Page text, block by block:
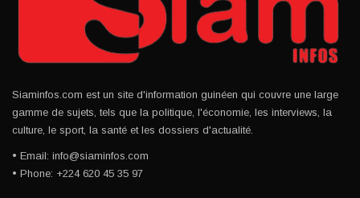
Siaminfos.com est un site d'information guinéen qui couvre une large
gamme de sujets, tels que la politique, l'économie, les interviews, la
culture, le sport, la santé et les dossiers d'actualité.
• Email: info@siaminfos.com
• Phone: +224 620 45 35 97